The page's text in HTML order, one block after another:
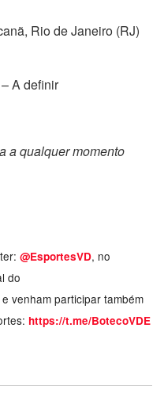
Rio de Janeiro (RJ)
A definir
a qualquer momento
@EsportesVD, no
do
e venham participar também
https://t.me/BotecoVDE